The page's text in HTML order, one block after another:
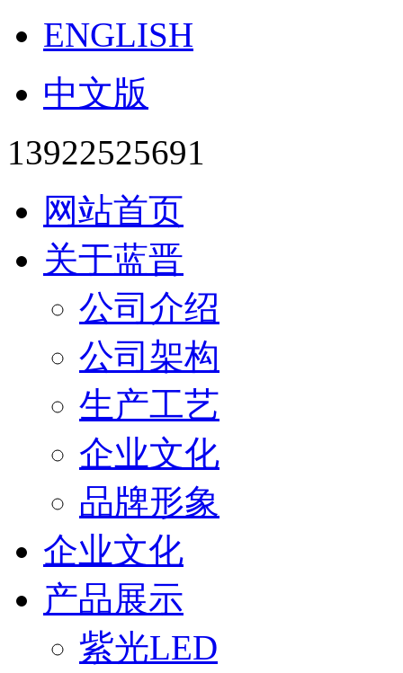
ENGLISH
中文版
13922525691
网站首页
关于蓝晋
公司介绍
公司架构
生产工艺
企业文化
品牌形象
企业文化
产品展示
紫光LED